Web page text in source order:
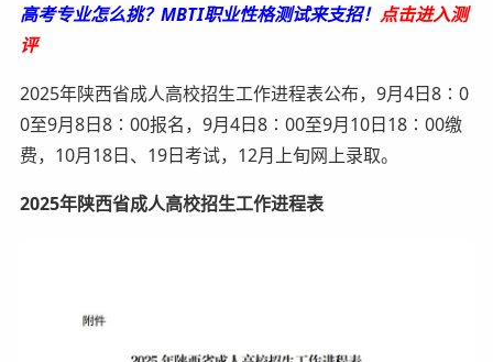
高考专业怎么挑？MBTI职业性格测试来支招！ 点击进入测
评
2025年陕西省成人高校招生工作进程表公布，9月4日8∶0
0至9月8日8∶00报名，9月4日8∶00至9月10日18∶00缴
费，10月18日、19日考试，12月上旬网上录取。
2025年陕西省成人高校招生工作进程表